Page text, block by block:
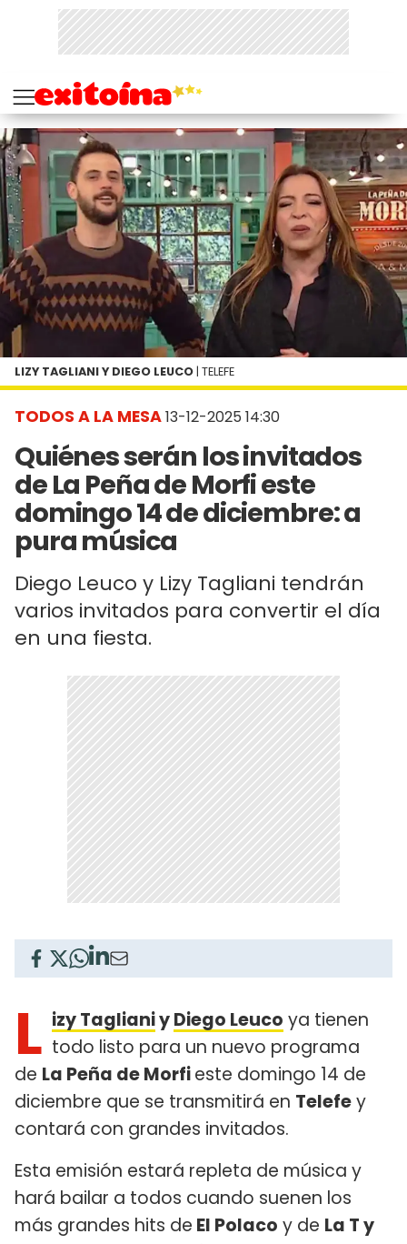
TODOS A LA MESA13-12-2025 14:30
Quiénes serán los invitados
de La Peña de Morfi este
domingo 14 de diciembre: a
pura música
Diego Leuco y Lizy Tagliani tendrán
varios invitados para convertir el día
en una fiesta.
LIZY TAGLIANI Y DIEGO LEUCO | TELEFE
L izy TaglianiyDiego Leuco ya tienen
todo listo para un nuevo programa
de La Peña de Morfieste domingo 14 de
diciembre que se transmitirá en Telefey
contará con grandes invitados.
Esta emisión estará repleta de música y
hará bailar a todos cuando suenen los
más grandes hits de El Polaco y de La T y